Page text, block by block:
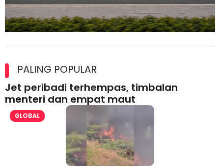
lesen separuh pertama 2026
PALING POPULAR
Jet peribadi terhempas, timbalan
menteri dan empat maut
GLOBAL